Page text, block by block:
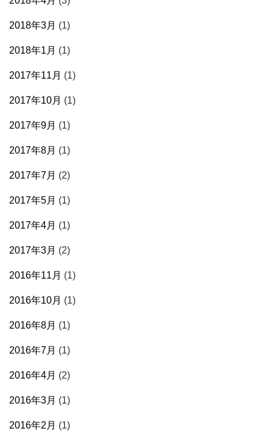
2018年3月 (1)
2018年1月 (1)
2017年11月 (1)
2017年10月 (1)
2017年9月 (1)
2017年8月 (1)
2017年7月 (2)
2017年5月 (1)
2017年4月 (1)
2017年3月 (2)
2016年11月 (1)
2016年10月 (1)
2016年8月 (1)
2016年7月 (1)
2016年4月 (2)
2016年3月 (1)
2016年2月 (1)